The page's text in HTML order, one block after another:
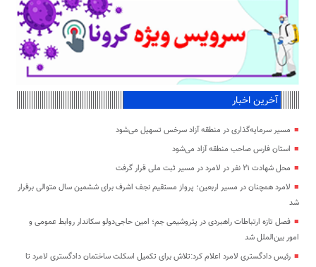
آخرین اخبار
مسیر سرمایه‌گذاری در منطقه آزاد سرخس تسهیل می‌شود
استان فارس صاحب منطقه آزاد می‌شود
محل شهادت ۲۱ نفر در لامرد در مسیر ثبت ملی قرار گرفت
لامرد همچنان در مسیر اربعین؛ پرواز مستقیم نجف اشرف برای ششمین سال متوالی برقرار
شد
فصل تازه ارتباطات راهبردی در پتروشیمی جم؛ امین حاجی‌دولو سکاندار روابط عمومی و
امور بین‌الملل شد
رئیس دادگستری لامرد اعلام کرد:تلاش برای تکمیل اسکلت ساختمان دادگستری لامرد تا